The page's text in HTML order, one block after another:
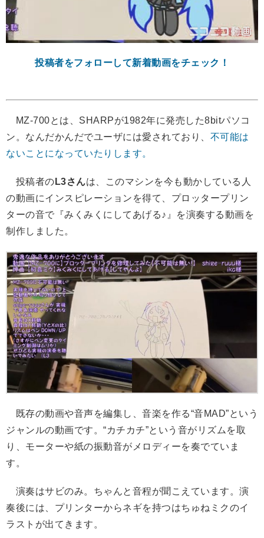
投稿者をフォローして新着動画をチェック！
MZ-700とは、SHARPが1982年に発売した8bitパソコ
ン。なんだかんだでユーザには愛されており、 不可能は
ないことになっていたりします。
投稿者の L3さんは、このマシンを今も動かしている人
の動画にインスピレーションを得て、プロッタープリン
ターの音で『みくみくにしてあげる♪』を演奏する動画を
制作しました。
既存の動画や音声を編集し、音楽を作る“音MAD”という
ジャンルの動画です。“カチカチ”という音がリズムを取
り、モーターや紙の振動音がメロディーを奏でていま
す。
演奏はサビのみ。ちゃんと音程が聞こえています。演
奏後には、プリンターからネギを持つはちゅねミクのイ
ラストが出てきます。